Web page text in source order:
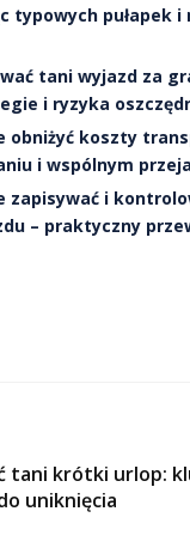
typowych pułapek i
tani wyjazd za
i ryzyka
obniżyć koszty
i wspólnym
zapisywać i
– praktyczny
tani krótki urlop:
uniknięcia